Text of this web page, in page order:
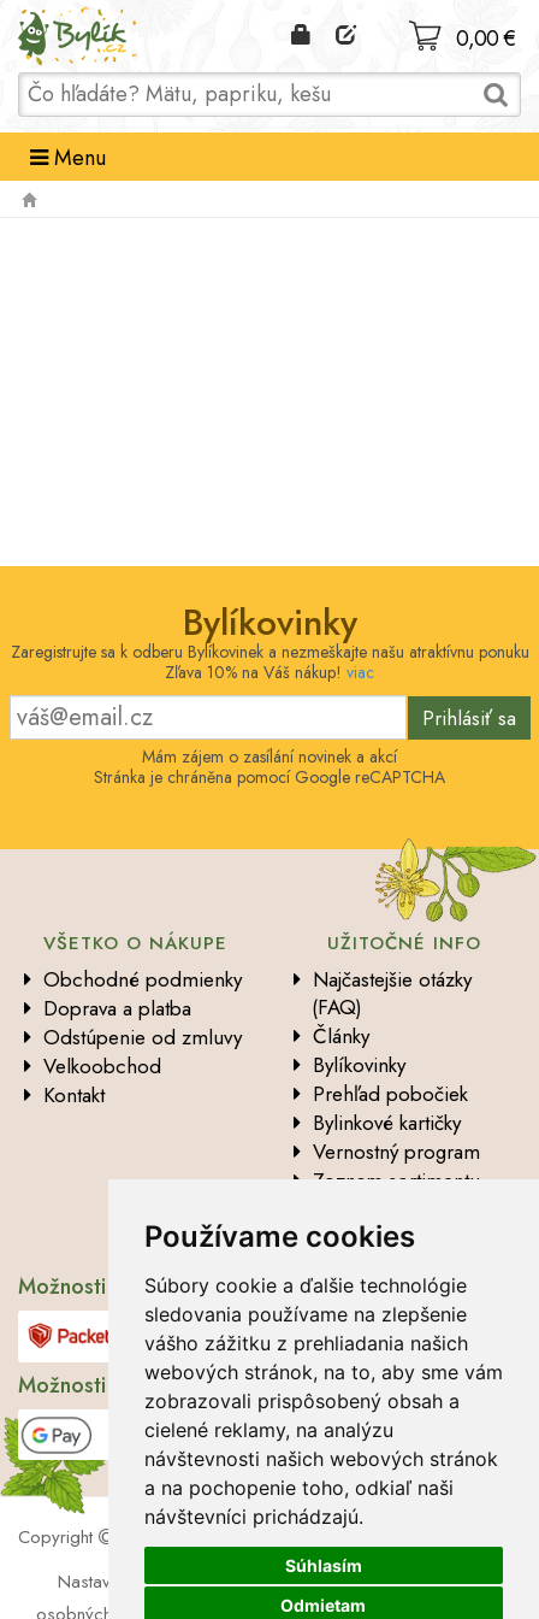
Používame cookies
Súbory cookie a ďalšie technológie
sledovania používame na zlepšenie
vášho zážitku z prehliadania našich
webových stránok, na to, aby sme vám
zobrazovali prispôsobený obsah a
cielené reklamy, na analýzu
návštevnosti našich webových stránok
a na pochopenie toho, odkiaľ naši
návštevníci prichádzajú.
Súhlasím
Odmietam
Domov
0,00 €
Menu
Bylíkovinky
Zaregistrujte sa k odberu Bylíkovinek a nezmeškajte našu atraktívnu ponuku
Zľava 10% na Váš nákup! viac
Prihlásiť sa
Mám zájem o zasílání novinek a akcí
Stránka je chráněna pomocí Google reCAPTCHA
VŠETKO O NÁKUPE
Obchodné podmienky
Doprava a platba
Odstúpenie od zmluvy
Velkoobchod
Kontakt
UŽITOČNÉ INFO
Najčastejšie otázky
(FAQ)
Články
Bylíkovinky
Prehľad pobočiek
Bylinkové kartičky
Vernostný program
Zoznam sortimentu
údajov
Možnosti dopravy
Možnosti platby
Copyright
2026 Lbros s.r.o.
Nastavenie cookies|Súbory cookie|Zásady ochrany